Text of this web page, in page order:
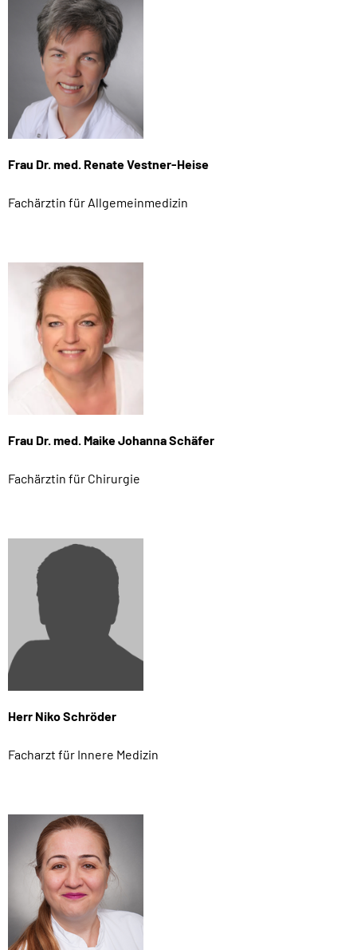
Frau Dr. med. Renate Vestner-Heise
Fachärztin für Allgemeinmedizin
Frau Dr. med. Maike Johanna Schäfer
Fachärztin für Chirurgie
Herr Niko Schröder
Facharzt für Innere Medizin